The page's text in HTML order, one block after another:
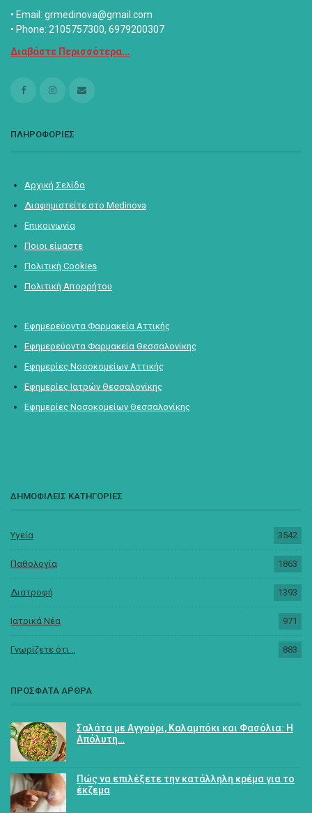
• Email: grmedinova@gmail.com
• Phone: 2105757300, 6979200307
Διαβάστε Περισσότερα...
ΠΛΗΡΟΦΟΡΙΕΣ
Αρχική Σελίδα
Διαφημιστείτε στο Medinova
Επικοινωνία
Ποιοι είμαστε
Πολιτική Cookies
Πολιτική Απορρήτου
Εφημερεύοντα Φαρμακεία Αττικής
Εφημερεύοντα Φαρμακεία Θεσσαλονίκης
Εφημερίες Νοσοκομείων Αττικής
Εφημερίες Ιατρών Θεσσαλονίκης
Εφημερίες Νοσοκομείων Θεσσαλονίκης
ΔΗΜΟΦΙΛΕΙΣ ΚΑΤΗΓΟΡΙΕΣ
Υγεία 3542
Παθολογία 1863
Διατροφή 1393
Ιατρικά Νέα 971
Γνωρίζετε ότι... 883
ΠΡΟΣΦΑΤΑ ΑΡΘΡΑ
Σαλάτα με Αγγούρι, Καλαμπόκι και Φασόλια: Η
Απόλυτη…
Πώς να επιλέξετε την κατάλληλη κρέμα για το
έκζεμα